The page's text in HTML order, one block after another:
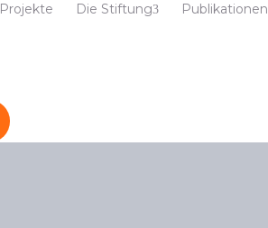
Projekte Die Stiftung Publikationen